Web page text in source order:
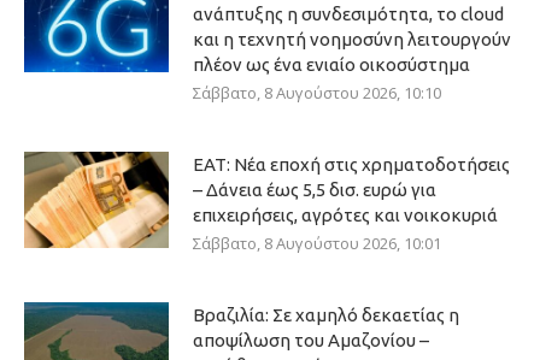
ανάπτυξης η συνδεσιμότητα, το cloud
και η τεχνητή νοημοσύνη λειτουργούν
πλέον ως ένα ενιαίο οικοσύστημα
Σάββατο, 8 Αυγούστου 2026, 10:10
ΕΑΤ: Νέα εποχή στις χρηματοδοτήσεις
– Δάνεια έως 5,5 δισ. ευρώ για
επιχειρήσεις, αγρότες και νοικοκυριά
Σάββατο, 8 Αυγούστου 2026, 10:01
Βραζιλία: Σε χαμηλό δεκαετίας η
αποψίλωση του Αμαζονίου –